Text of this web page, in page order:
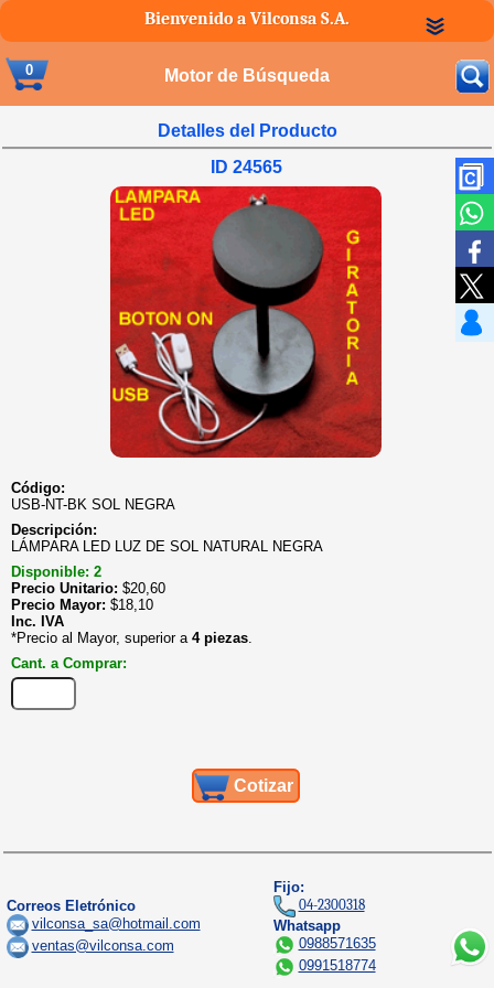
Bienvenido a Vilconsa S.A.
0 Motor de Búsqueda
Detalles del Producto
ID 24565
Código:
USB-NT-BK SOL NEGRA
Descripción:
LÁMPARA LED LUZ DE SOL NATURAL NEGRA
Disponible: 2
Precio Unitario: $20,60
Precio Mayor: $18,10
Inc. IVA
*Precio al Mayor, superior a 4 piezas
Cant. a Comprar:
Cotizar
Correos Eletrónico
vilconsa_sa@hotmail.com
ventas@vilconsa.com
Fijo:
04-2300318
Whatsapp
0988571635
0991518774